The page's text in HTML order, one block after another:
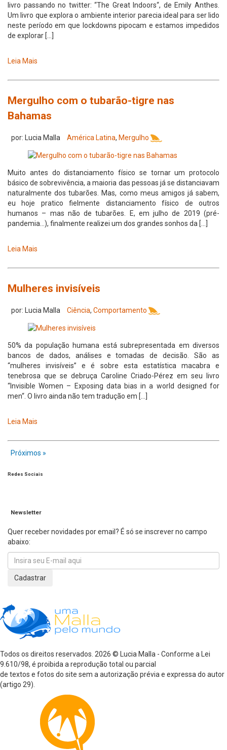
livro passando no twitter: “The Great Indoors“, de Emily Anthes.
Um livro que explora o ambiente interior parecia ideal para ser lido
neste período em que lockdowns pipocam e estamos impedidos
de explorar […]
Leia Mais
Mergulho com o tubarão-tigre nas
Bahamas
por: Lucia Malla América Latina, Mergulho
Muito antes do distanciamento físico se tornar um protocolo
básico de sobrevivência, a maioria das pessoas já se distanciavam
naturalmente dos tubarões. Mas, como meus amigos já sabem,
eu hoje pratico fielmente distanciamento físico de outros
humanos – mas não de tubarões. E, em julho de 2019 (pré-
pandemia…), finalmente realizei um dos grandes sonhos da […]
Leia Mais
Mulheres invisíveis
por: Lucia Malla Ciência, Comportamento
50% da população humana está subrepresentada em diversos
bancos de dados, análises e tomadas de decisão. São as
“mulheres invisíveis” e é sobre esta estatística macabra e
tenebrosa que se debruça Caroline Criado-Pérez em seu livro
“Invisible Women – Exposing data bias in a world designed for
men“. O livro ainda não tem tradução em […]
Leia Mais
Próximos »
Redes Sociais
Newsletter
Quer receber novidades por email? É só se inscrever no campo
abaixo:
Todos os direitos reservados. 2026 © Lucia Malla - Conforme a Lei
9.610/98, é proibida a reprodução total ou parcial
de textos e fotos do site sem a autorização prévia e expressa do autor
(artigo 29).